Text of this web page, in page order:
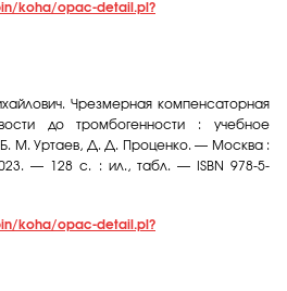
koha/opac-detail.pl?
Чрезмерная компенсаторная
до тромбогенности : учебное
М. Уртаев, Д. Д. Проценко. — Москва :
— 128 с. : ил., табл. — ISBN 978-5-
koha/opac-detail.pl?